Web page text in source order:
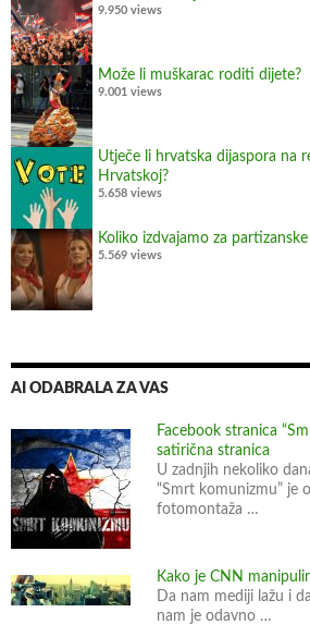
z
o
z
f
o
r
c
i
j
9.950 views
Može li muškarac roditi dijete?
9.001 views
Utječe li hrvatska dijaspora na
Hrvatskoj?
5.658 views
Koliko izdvajamo za
5.569 views
AI ODABRALA ZA VAS
Facebook stranica
satirična stranica
U zadnjih nekoliko
“Smrt komunizmu” je
fotomontaža …
Kako je CNN
Da nam mediji lažu i
nam je odavno …